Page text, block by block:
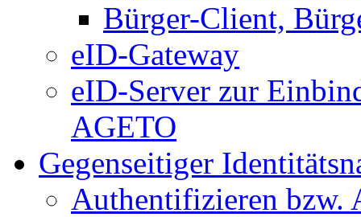
Bürger-Client,
eID-Gateway
eID-Server zur
AGETO
Gegenseitiger
Authentifizieren bzw.